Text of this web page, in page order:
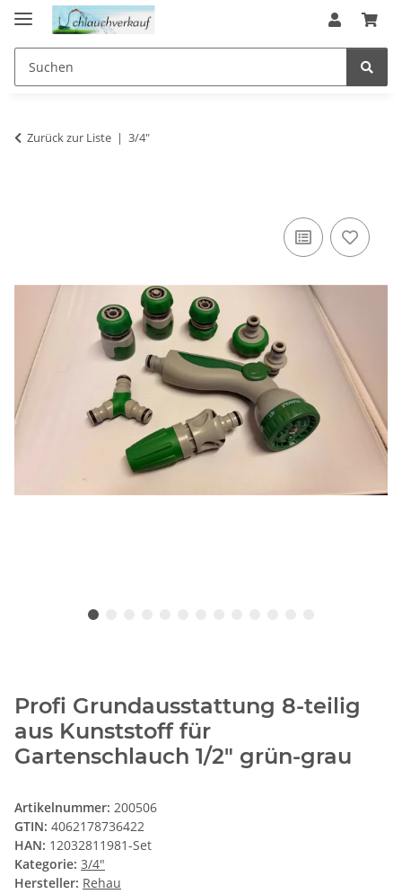
Zurück zur Liste 3/4"
Profi Grundausstattung 8-teilig
aus Kunststoff für
Gartenschlauch 1/2" grün-grau
Artikelnummer: 200506
GTIN: 4062178736422
HAN: 12032811981-Set
Kategorie: 3/4"
Hersteller: Rehau